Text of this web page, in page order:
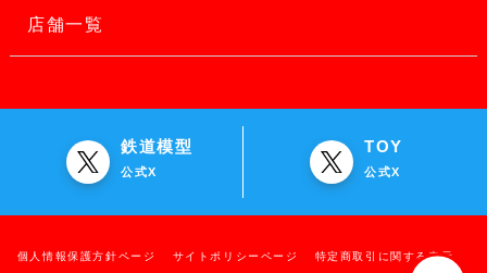
店舗一覧
鉄道模型
公式X
TOY
公式X
個人情報保護方針ページ サイトポリシーページ 特定商取引に関する表示